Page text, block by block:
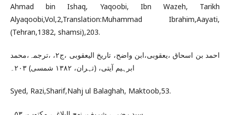
Ahmad bin Ishaq, Yaqoobi, Ibn Wazeh, Tarikh
Alyaqoobi,Vol,2,Translation:Muhammad Ibrahim,Aayati,
(Tehran,1382, shamsi),203.
احمد بن اسحاق ،یعقوبی،ابن واضح، تاریخ الیعقوبی ،ج۲، ،ترجمہ،محمد
ابرہیم آیتی، (تہران، ۱۳۸۲ شمسی) ۲۰۳۔
Syed, Razi,Sharif,Nahj ul Balaghah, Maktoob,53.